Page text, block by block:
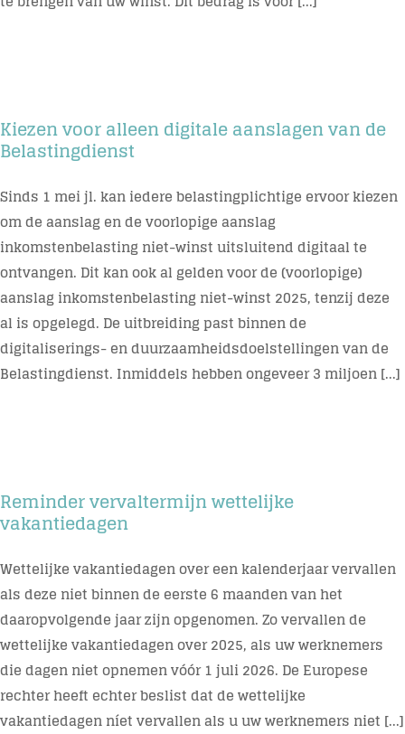
Kiezen voor alleen digitale aanslagen van de
Belastingdienst
Sinds 1 mei jl. kan iedere belastingplichtige ervoor kiezen
om de aanslag en de voorlopige aanslag
inkomstenbelasting niet-winst uitsluitend digitaal te
ontvangen. Dit kan ook al gelden voor de (voorlopige)
aanslag inkomstenbelasting niet-winst 2025, tenzij deze
al is opgelegd. De uitbreiding past binnen de
digitaliserings- en duurzaamheidsdoelstellingen van de
Belastingdienst. Inmiddels hebben ongeveer 3 miljoen [...]
Reminder vervaltermijn wettelijke
vakantiedagen
Wettelijke vakantiedagen over een kalenderjaar vervallen
als deze niet binnen de eerste 6 maanden van het
daaropvolgende jaar zijn opgenomen. Zo vervallen de
wettelijke vakantiedagen over 2025, als uw werknemers
die dagen niet opnemen vóór 1 juli 2026. De Europese
rechter heeft echter beslist dat de wettelijke
vakantiedagen níet vervallen als u uw werknemers niet [...]